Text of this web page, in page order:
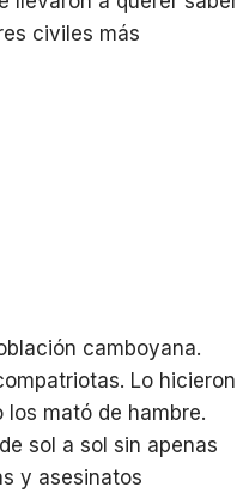
civiles más
camboyana.
Lo hicieron
mató de hambre.
sol a sol sin apenas
y asesinatos